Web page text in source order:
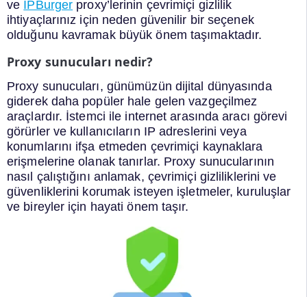
ve IPBurger proxy’lerinin çevrimiçi gizlilik
ihtiyaçlarınız için neden güvenilir bir seçenek
olduğunu kavramak büyük önem taşımaktadır.
Proxy sunucuları nedir?
Proxy sunucuları, günümüzün dijital dünyasında
giderek daha popüler hale gelen vazgeçilmez
araçlardır. İstemci ile internet arasında aracı görevi
görürler ve kullanıcıların IP adreslerini veya
konumlarını ifşa etmeden çevrimiçi kaynaklara
erişmelerine olanak tanırlar. Proxy sunucularının
nasıl çalıştığını anlamak, çevrimiçi gizliliklerini ve
güvenliklerini korumak isteyen işletmeler, kuruluşlar
ve bireyler için hayati önem taşır.